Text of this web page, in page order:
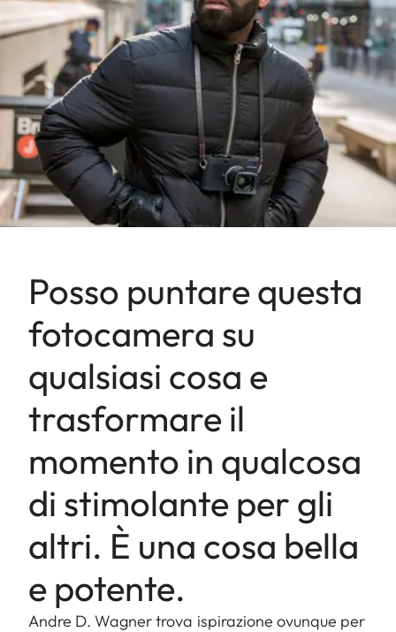
Posso puntare questa
fotocamera su
qualsiasi cosa e
trasformare il
momento in qualcosa
di stimolante per gli
altri. È una cosa bella
e potente.
Andre D. Wagner trova ispirazione ovunque per